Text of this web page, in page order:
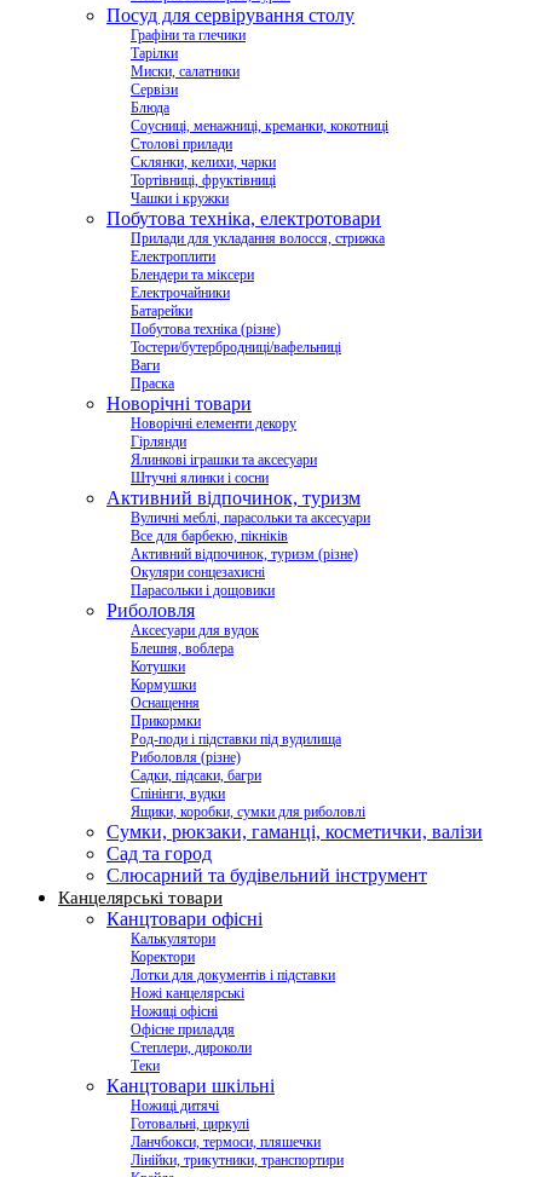
Посуд для сервірування столу
Графіни та глечики
Тарілки
Миски, салатники
Сервізи
Блюда
Соусниці, менажниці, креманки, кокотниці
Столові прилади
Склянки, келихи, чарки
Тортівниці, фруктівниці
Чашки і кружки
Побутова техніка, електротовари
Прилади для укладання волосся, стрижка
Електроплити
Блендери та міксери
Електрочайники
Батарейки
Побутова техніка (різне)
Тостери/бутербродниці/вафельниці
Ваги
Праска
Новорічні товари
Новорічні елементи декору
Гірлянди
Ялинкові іграшки та аксесуари
Штучні ялинки і сосни
Активний відпочинок, туризм
Вуличні меблі, парасольки та аксесуари
Все для барбекю, пікніків
Активний відпочинок, туризм (різне)
Окуляри сонцезахисні
Парасольки і дощовики
Риболовля
Аксесуари для вудок
Блешня, воблера
Котушки
Кормушки
Оснащення
Прикормки
Род-поди і підставки під вудилища
Риболовля (різне)
Садки, підсаки, багри
Спінінги, вудки
Ящики, коробки, сумки для риболовлі
Сумки, рюкзаки, гаманці, косметички, валізи
Сад та город
Слюсарний та будівельний інструмент
Канцелярські товари
Канцтовари офісні
Калькулятори
Коректори
Лотки для документів і підставки
Ножі канцелярські
Ножиці офісні
Офісне приладдя
Степлери, дироколи
Теки
Канцтовари шкільні
Ножиці дитячі
Готовальні, циркулі
Ланчбокси, термоси, пляшечки
Лінійки, трикутники, транспортири